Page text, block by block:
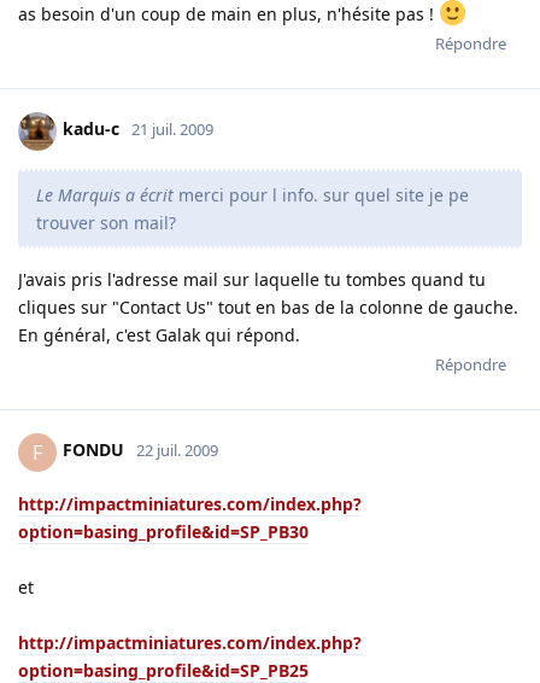
as besoin d'un coup de main en plus, n'hésite pas !
Répondre
kadu-c 21 juil. 2009
Le Marquis a écrit merci pour l info. sur quel site je pe
trouver son mail?
J'avais pris l'adresse mail sur laquelle tu tombes quand tu
cliques sur "Contact Us" tout en bas de la colonne de gauche.
En général, c'est Galak qui répond.
Répondre
F FONDU 22 juil. 2009
http://impactminiatures.com/index.php?
option=basing_profile&id=SP_PB30
et
http://impactminiatures.com/index.php?
option=basing_profile&id=SP_PB25